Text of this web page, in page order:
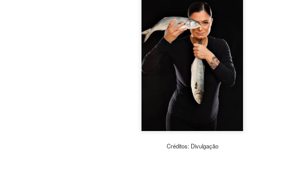
Créditos: Divulgação
cidade.